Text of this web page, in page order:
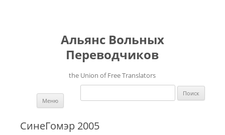
Альянс Вольных
Переводчиков
the Union of Free Translators
Найти:
Меню
СинеГомэр 2005